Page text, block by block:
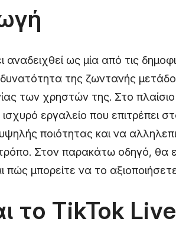
αναδειχθεί ως μία από τις
της ζωντανής
των χρηστών της. Στο
εργαλείο που επιτρέπει
ποιότητας και να
τρόπο. Στον παρακάτω οδηγό,
πώς μπορείτε να το
το TikTok